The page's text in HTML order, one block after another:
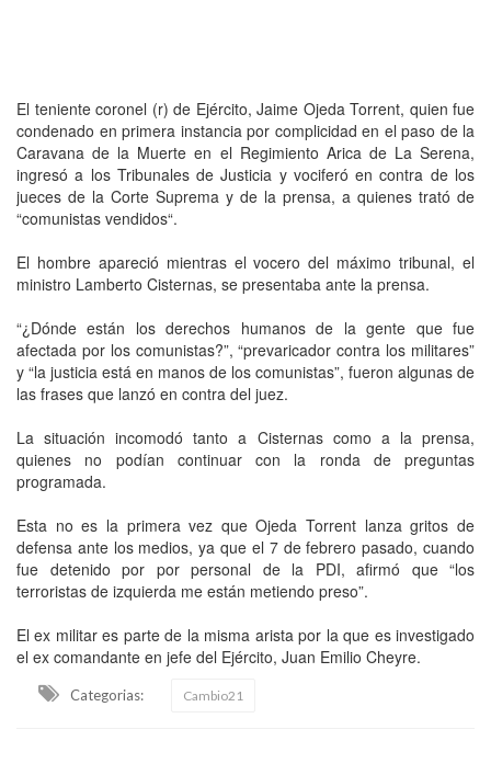
El teniente coronel (r) de Ejército, Jaime Ojeda Torrent, quien fue
condenado en primera instancia por complicidad en el paso de la
Caravana de la Muerte en el Regimiento Arica de La Serena,
ingresó a los Tribunales de Justicia y vociferó en contra de los
jueces de la Corte Suprema y de la prensa, a quienes trató de
“comunistas vendidos“.
El hombre apareció mientras el vocero del máximo tribunal, el
ministro Lamberto Cisternas, se presentaba ante la prensa.
“¿Dónde están los derechos humanos de la gente que fue
afectada por los comunistas?”, “prevaricador contra los militares”
y “la justicia está en manos de los comunistas”, fueron algunas de
las frases que lanzó en contra del juez.
La situación incomodó tanto a Cisternas como a la prensa,
quienes no podían continuar con la ronda de preguntas
programada.
Esta no es la primera vez que Ojeda Torrent lanza gritos de
defensa ante los medios, ya que el 7 de febrero pasado, cuando
fue detenido por por personal de la PDI, afirmó que “los
terroristas de izquierda me están metiendo preso”.
El ex militar es parte de la misma arista por la que es investigado
el ex comandante en jefe del Ejército, Juan Emilio Cheyre.
Categorias: Cambio21